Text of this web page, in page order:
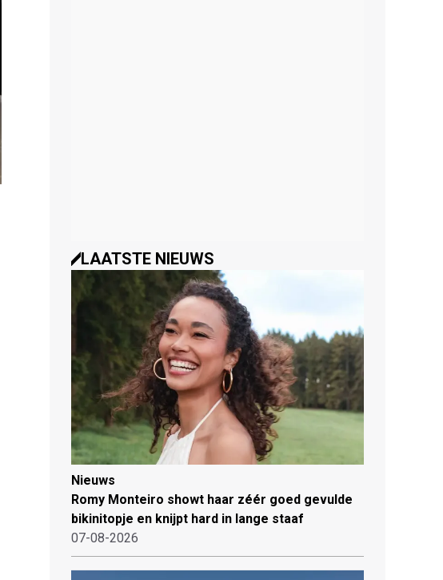
LAATSTE NIEUWS
Nieuws
Romy Monteiro showt haar zéér goed gevulde
bikinitopje en knijpt hard in lange staaf
07-08-2026